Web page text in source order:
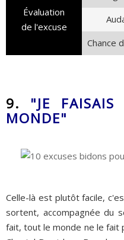
Évaluation
de l'excuse
Chance
9. "JE
MONDE"
Celle-là est plutôt facile,
sortent, accompagnée du
fait, tout le monde ne le fait